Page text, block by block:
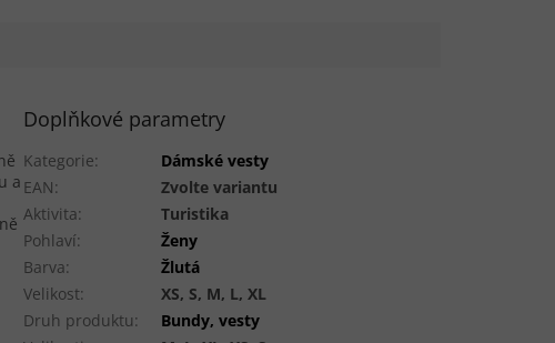
a
Doplňkové parametry
Kategorie:
Dámské vesty
EAN:
Zvolte variantu
Aktivita:
Turistika
Pohlaví:
Ženy
Barva:
Žlutá
Velikost:
XS, S, M, L, XL
Druh produktu:
Bundy, vesty